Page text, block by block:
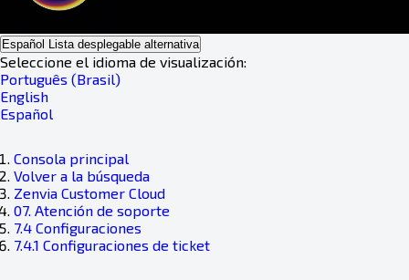
Español Lista desplegable alternativa
Seleccione el idioma de visualización:
Português (Brasil)
English
Español
Consola principal
Volver a la búsqueda
Zenvia Customer Cloud
07. Atención de soporte
7.4 Configuraciones
7.4.1 Configuraciones de ticket